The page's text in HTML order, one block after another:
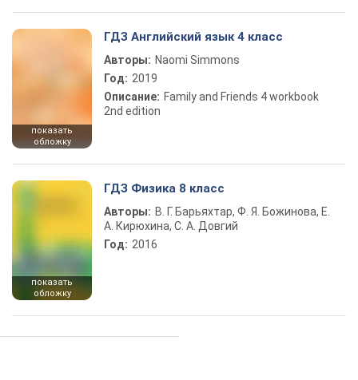
показать
обложку
ГДЗ Английский язык 4 класс
Авторы: Naomi Simmons
Год: 2019
Описание: Family and Friends 4 workbook
2nd edition
показать
обложку
ГДЗ Физика 8 класс
Авторы: В. Г. Барьяхтар, Ф. Я. Божинова, Е.
А. Кирюхина, С. А. Довгий
Год: 2016